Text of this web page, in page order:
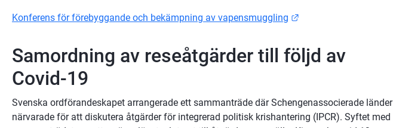
Konferens för förebyggande och bekämpning av vapensmuggling
Samordning av reseåtgärder till följd av
Covid-19
Svenska ordförandeskapet arrangerade ett sammanträde där Schengenassocierade länder
närvarade för att diskutera åtgärder för integrerad politisk krishantering (IPCR). Syftet med